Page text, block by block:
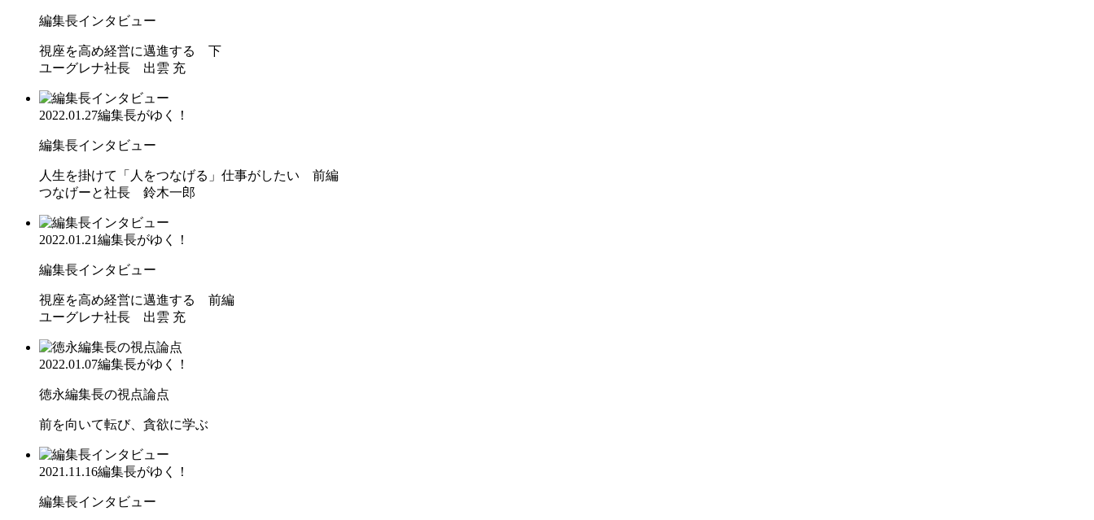
編集長インタビュー
視座を高め経営に邁進する 下
ユーグレナ社長 出雲 充
2022.01.27編集長がゆく！
編集長インタビュー
人生を掛けて「人をつなげる」仕事がしたい 前編
つなげーと社長 鈴木一郎
2022.01.21編集長がゆく！
編集長インタビュー
視座を高め経営に邁進する 前編
ユーグレナ社長 出雲 充
2022.01.07編集長がゆく！
徳永編集長の視点論点
前を向いて転び、貪欲に学ぶ
2021.11.16編集長がゆく！
編集長インタビュー